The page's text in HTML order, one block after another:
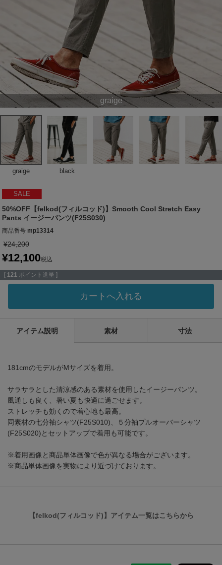
graige
graige black
SALE
50%OFF【felkod(フィルコッド)】Smooth Cool Stretch Easy
Pants イージーパンツ(F25S030)
商品番号 mp13314
¥24,200
¥12,100税込
[ 121 ポイント進呈 ]
カートへ入れる
アイテム説明 素材 寸法
181cmのモデルがMサイズを着用。
サラサラとした清涼感のある素材を使用したイージーパンツ。
風通しも良く、暑い夏も快適に過ごせます。
ストレッチも効くので着心地も最高。
同素材の七分袖シャツ(F25S010)、５分袖プルオーバーシャツ
(F25S020)とセットアップで着用も可能です。
※着用画像と商品単体画像で色が異なる場合がございます。
※商品単体画像を実物により近づけております。
【felkod(フィルコッド)】アイテム一覧はこちらから